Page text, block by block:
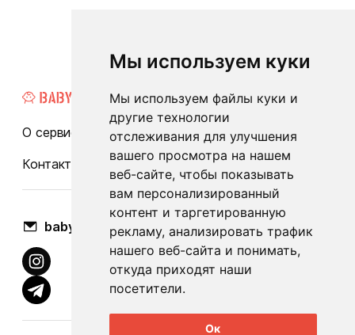
Мы используем куки
Мы используем файлы куки и
другие технологии
отслеживания для улучшения
вашего просмотра на нашем
веб-сайте, чтобы показывать
вам персонализированный
контент и таргетированную
рекламу, анализировать трафик
нашего веб-сайта и понимать,
откуда приходят наши
посетители.
Ок
О сервисе Каталог Бренды Блог
FAQ
Контакты
Оплата и доставка
babylook.gm@gmail.com